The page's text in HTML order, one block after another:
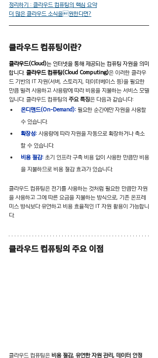
정리하기 : 클라우드 컴퓨팅의 핵심 요약
더 많은 클라우드 소식을원한다면?
클라우드 컴퓨팅이란?
클라우드(Cloud)는 인터넷을 통해 제공되는 컴퓨팅 자원을 의미
합니다. 클라우드 컴퓨팅(Cloud Computing)은 이러한 클라우
드 기반의 IT 자원(서버, 스토리지, 데이터베이스 등)을 필요한
만큼 빌려 사용하고 사용량에 따라 비용을 지불하는 서비스 모델
입니다. 클라우드 컴퓨팅의 주요 특징은 다음과 같습니다:
온디맨드(On-Demand): 필요한 순간에만 자원을 사용할
수 있습니다.
확장성: 사용량에 따라 자원을 자동으로 확장하거나 축소
할 수 있습니다.
비용 절감: 초기 인프라 구축 비용 없이 사용한 만큼만 비용
을 지불하므로 비용 절감 효과가 있습니다.
클라우드 컴퓨팅은 전기를 사용하는 것처럼 필요한 만큼만 자원
을 사용하고 그에 따른 요금을 지불하는 방식으로, 기존 온프레
미스 방식보다 유연하고 비용 효율적인 IT 자원 활용이 가능합니
다.
클라우드 컴퓨팅의 주요 이점
클라우드 컴퓨팅은 비용 절감, 유연한 자원 관리, 데이터 안정